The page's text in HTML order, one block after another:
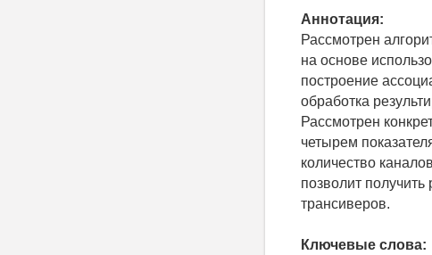
Аннотация:
Рассмотрен
на основе
построение
обработка
Рассмотрен
четырем
количество
позволит
трансиверов.
Ключевые слова: